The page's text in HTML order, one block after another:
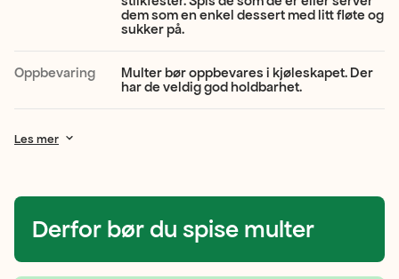
og
syrlige
med
en
unik
smak.
dem som en enkel dessert med litt fløte og
sukker på.
Oppbevaring
Multer bør oppbevares i kjøleskapet. Der
har de veldig god holdbarhet.
Les mer
Derfor bør du spise multer